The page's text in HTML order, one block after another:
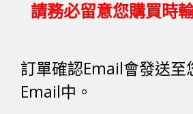
請務必留意您購買時
訂單確認Email會發送至
Email中。